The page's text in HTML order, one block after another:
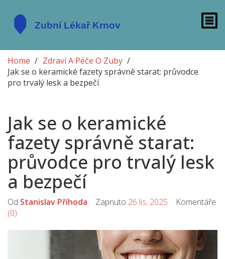
Home
Zdraví A Péče O Zuby
Jak se o keramické fazety správně starat: průvodce
pro trvalý lesk a bezpečí
Jak se o keramické
fazety správně starat:
průvodce pro trvalý lesk
a bezpečí
Od Stanislav Příhoda Zapnuto 26 lis, 2025 Komentáře
(0)